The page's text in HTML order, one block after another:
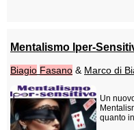
Mentalismo Iper-
Biagio Fasano & Marco di
Un
quanto